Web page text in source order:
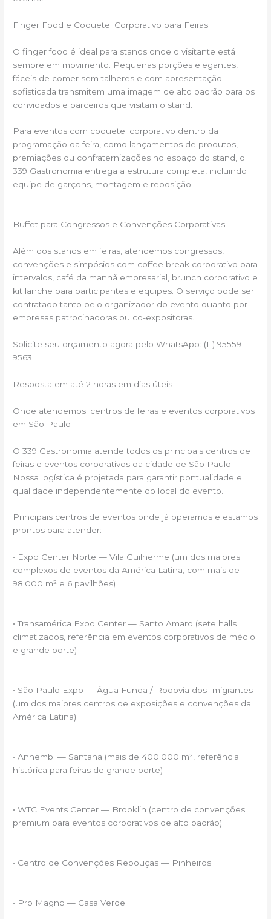
Finger Food e Coquetel Corporativo para Feiras
O finger food é ideal para stands onde o visitante está
sempre em movimento. Pequenas porções elegantes,
fáceis de comer sem talheres e com apresentação
sofisticada transmitem uma imagem de alto padrão para os
convidados e parceiros que visitam o stand.
Para eventos com coquetel corporativo dentro da
programação da feira, como lançamentos de produtos,
premiações ou confraternizações no espaço do stand, o
339 Gastronomia entrega a estrutura completa, incluindo
equipe de garçons, montagem e reposição.
Buffet para Congressos e Convenções Corporativas
Além dos stands em feiras, atendemos congressos,
convenções e simpósios com coffee break corporativo para
intervalos, café da manhã empresarial, brunch corporativo e
kit lanche para participantes e equipes. O serviço pode ser
contratado tanto pelo organizador do evento quanto por
empresas patrocinadoras ou co-expositoras.
Solicite seu orçamento agora pelo WhatsApp: (11) 95559-
9563
Resposta em até 2 horas em dias úteis
Onde atendemos: centros de feiras e eventos corporativos
em São Paulo
O 339 Gastronomia atende todos os principais centros de
feiras e eventos corporativos da cidade de São Paulo.
Nossa logística é projetada para garantir pontualidade e
qualidade independentemente do local do evento.
Principais centros de eventos onde já operamos e estamos
prontos para atender:
• Expo Center Norte — Vila Guilherme (um dos maiores
complexos de eventos da América Latina, com mais de
98.000 m² e 6 pavilhões)
• Transamérica Expo Center — Santo Amaro (sete halls
climatizados, referência em eventos corporativos de médio
e grande porte)
• São Paulo Expo — Água Funda / Rodovia dos Imigrantes
(um dos maiores centros de exposições e convenções da
América Latina)
• Anhembi — Santana (mais de 400.000 m², referência
histórica para feiras de grande porte)
• WTC Events Center — Brooklin (centro de convenções
premium para eventos corporativos de alto padrão)
• Centro de Convenções Rebouças — Pinheiros
• Pro Magno — Casa Verde